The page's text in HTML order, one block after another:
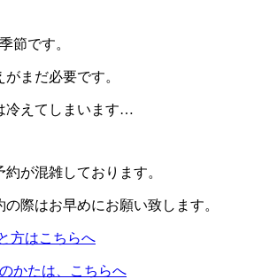
節です。
まだ必要です。
冷えてしまいます…
が混雑しております。
際はお早めにお願い致します。
方はこちらへ
かたは、こちらへ